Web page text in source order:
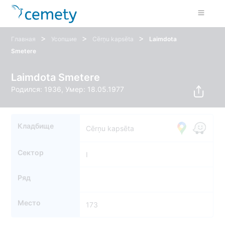
Главная > Усопшие > Cērņu kapsēta >
Laimdota
Smetere
Laimdota Smetere
Родился: 1936, Умер: 18.05.1977
Кладбище Cērņu kapsēta
Сектор I
Ряд
Место 173